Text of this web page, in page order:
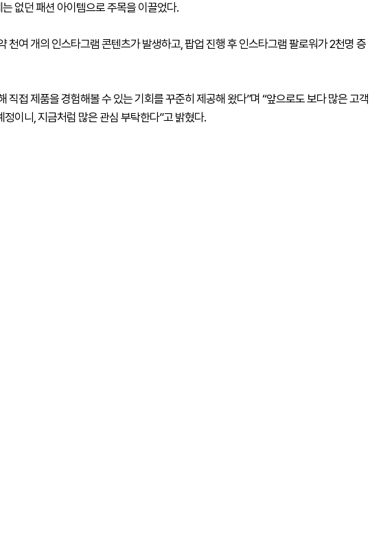
없던 패션 아이템으로 주목을 이끌었다.
여 개의 인스타그램 콘텐츠가 발생하고, 팝업 진행 후 인스타그램 팔로워가 2천명 증
접 제품을 경험해볼 수 있는 기회를 꾸준히 제공해 왔다”며 “앞으로도 보다 많은 고객
이니, 지금처럼 많은 관심 부탁한다”고 밝혔다.